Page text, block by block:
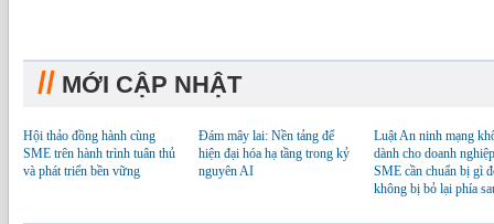
// MỚI CẬP NHẬT
Hội thảo đồng hành cùng
SME trên hành trình tuân thủ
và phát triển bền vững
Đám mây lai: Nền tảng để
hiện đại hóa hạ tầng trong kỷ
nguyên AI
Luật An ninh mạng
dành cho doanh
SME cần chuẩn bị gì
không bị bỏ lại phía